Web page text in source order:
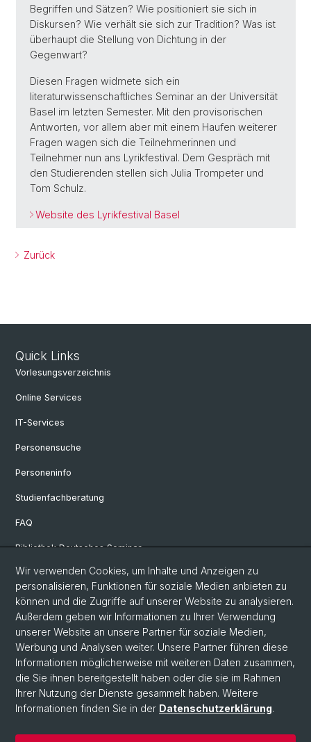
Begriffen und Sätzen? Wie positioniert sie sich in
Diskursen? Wie verhält sie sich zur Tradition? Was ist
überhaupt die Stellung von Dichtung in der
Gegenwart?
Diesen Fragen widmete sich ein
literaturwissenschaftliches Seminar an der Universität
Basel im letzten Semester. Mit den provisorischen
Antworten, vor allem aber mit einem Haufen weiterer
Fragen wagen sich die Teilnehmerinnen und
Teilnehmer nun ans Lyrikfestival. Dem Gespräch mit
den Studierenden stellen sich Julia Trompeter und
Tom Schulz.
Website des Lyrikfestival Basel
Zurück
Quick Links
Vorlesungsverzeichnis
Online Services
IT-Services
Personensuche
Personeninfo
Studienfachberatung
FAQ
Bibliothek Deutsches Seminar
Neuere deutsche Literaturwissenschaft
Germanistische Mediävistik
Deutsche Sprachwissenschaft
© Universität Basel
Philosophisch-Historische Fakultät
Sprach- und Literaturwissenschaften
Home
Wir verwenden Cookies, um Inhalte und Anzeigen zu
personalisieren, Funktionen für soziale Medien anbieten zu
können und die Zugriffe auf unserer Website zu analysieren.
Außerdem geben wir Informationen zu Ihrer Verwendung
unserer Website an unsere Partner für soziale Medien,
Werbung und Analysen weiter. Unsere Partner führen diese
Informationen möglicherweise mit weiteren Daten zusammen,
die Sie ihnen bereitgestellt haben oder die sie im Rahmen
Ihrer Nutzung der Dienste gesammelt haben. Weitere
Informationen finden Sie in der Datenschutzerklärung.